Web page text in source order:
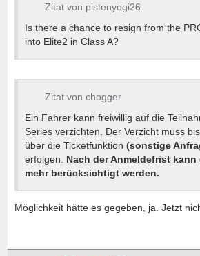
Zitat von pistenyogi26
Is there a chance to resign from the
into Elite2 in Class A?
Zitat von chogger
Ein Fahrer kann freiwillig auf die
Series verzichten. Der Verzicht muss
über die Ticketfunktion (sonstige
erfolgen. Nach der Anmeldefrist
mehr berücksichtigt werden.
Möglichkeit hätte es gegeben, ja. Jetzt